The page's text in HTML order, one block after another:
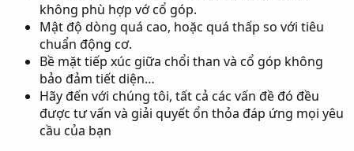
không phù hợp vớ cổ góp.
Mật độ dòng quá cao, hoặc quá thấp so với tiêu
chuẩn động cơ.
Bề mặt tiếp xúc giữa chổi than và cổ góp không
bảo đảm tiết diện…
Hãy đến với chúng tôi, tất cả các vấn đề đó đều
được tư vấn và giải quyết ổn thỏa đáp ứng mọi yêu
cầu của bạn